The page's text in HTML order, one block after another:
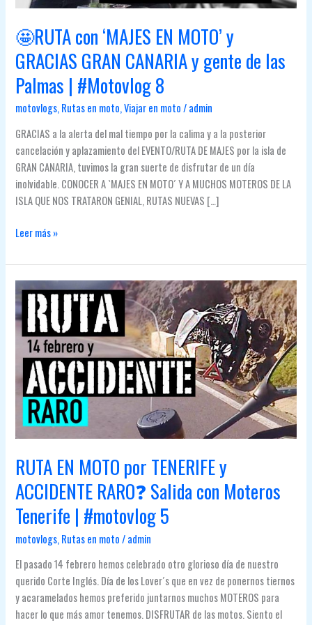
🤩RUTA con ‘MAJES EN MOTO’ y
GRACIAS GRAN CANARIA y gente de las
Palmas | #Motovlog 8
motovlogs,Rutas en moto,Viajar en moto/admin
GRACIAS a la alerta del mal tiempo por la calima y a la posterior
cancelación y aplazamiento del EVENTO/RUTA DE MAJES por la isla de
GRAN CANARIA, tuvimos la gran suerte de disfrutar de un día
inolvidable. CONOCER A `MAJES EN MOTO´ Y A MUCHOS MOTEROS DE LA
ISLA QUE NOS TRATARON GENIAL, RUTAS NUEVAS […]
🤩
con
‘MAJES
EN
MOTO’
y
GRACIAS
GRAN
CANARIA
y
gente
Palmas
#Motovlog
Leer más »
RUTA EN MOTO por TENERIFE y
ACCIDENTE RARO❓ Salida con Moteros
Tenerife | #motovlog 5
motovlogs,Rutas en moto/admin
El pasado 14 febrero hemos celebrado otro glorioso día de nuestro
querido Corte Inglés. Día de los Lover´s que en vez de ponernos tiernos
y acaramelados hemos preferido juntarnos muchos MOTEROS para
hacer lo que más amor tenemos. DISFRUTAR de las motos. Siento el